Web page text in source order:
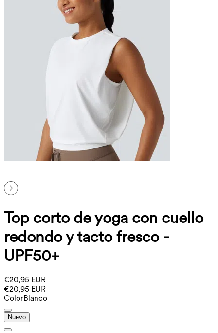
Top corto de yoga con cuello
redondo y tacto fresco -
UPF50+
€20,95 EUR
€20,95 EUR
ColorBlanco
Nuevo